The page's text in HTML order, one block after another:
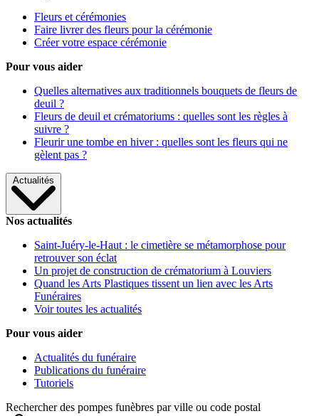
Fleurs et cérémonies
Faire livrer des fleurs pour la cérémonie
Créer votre espace cérémonie
Pour vous aider
Quelles alternatives aux traditionnels bouquets de fleurs de
deuil ?
Fleurs de deuil et crématoriums : quelles sont les règles à
suivre ?
Fleurir une tombe en hiver : quelles sont les fleurs qui ne
gèlent pas ?
Actualités
Nos actualités
Saint-Juéry-le-Haut : le cimetière se métamorphose pour
retrouver son éclat
Un projet de construction de crématorium à Louviers
Quand les Arts Plastiques tissent un lien avec les Arts
Funéraires
Voir toutes les actualités
Pour vous aider
Actualités du funéraire
Publications du funéraire
Tutoriels
Rechercher des pompes funèbres par ville ou code postal